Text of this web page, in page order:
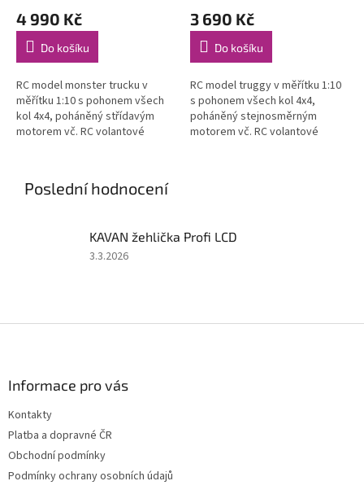
4 990 Kč
Do košíku
RC model monster trucku v
měřítku 1:10 s pohonem všech
kol 4x4, poháněný střídavým
motorem vč. RC volantové
3 690 Kč
Do košíku
RC model truggy v měřítku 1:10
s pohonem všech kol 4x4,
poháněný stejnosměrným
motorem vč. RC volantové
Poslední hodnocení
KAVAN žehlička Profi LCD
Hodnocení
3.3.2026
Informace pro vás
Kontakty
Platba a dopravné ČR
Obchodní podmínky
Podmínky ochrany osobních údajů